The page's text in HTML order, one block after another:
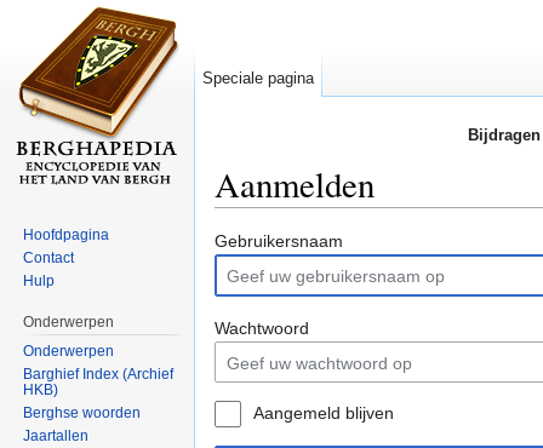
Aanmelden
Gebruikersnaam
Wachtwoord
Aangemeld blijven
Speciale pagina
Hoofdpagina
Contact
Hulp
Onderwerpen
Onderwerpen
Barghief Index (Archief
HKB)
Berghse woorden
Jaartallen